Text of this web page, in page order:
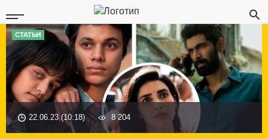
СТАТЬИ
22.06.23 (10:18) 8 204